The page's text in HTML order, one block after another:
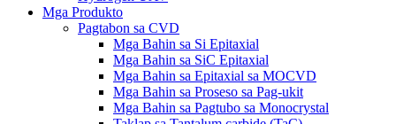
Mga Produkto
Pagtabon sa CVD
Mga Bahin sa Si Epitaxial
Mga Bahin sa SiC Epitaxial
Mga Bahin sa Epitaxial sa MOCVD
Mga Bahin sa Proseso sa Pag-ukit
Mga Bahin sa Pagtubo sa Monocrystal